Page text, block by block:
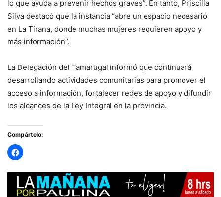
lo que ayuda a prevenir hechos graves”. En tanto, Priscilla
Silva destacó que la instancia “abre un espacio necesario
en La Tirana, donde muchas mujeres requieren apoyo y
más información”.
La Delegación del Tamarugal informó que continuará
desarrollando actividades comunitarias para promover el
acceso a información, fortalecer redes de apoyo y difundir
los alcances de la Ley Integral en la provincia.
Compártelo: